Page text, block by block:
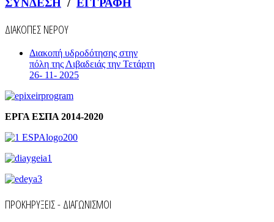
ΣΥΝΔΕΣΗ / ΕΓΓΡΑΦΗ
ΔΙΑΚΟΠΕΣ ΝΕΡΟΥ
Διακοπή υδροδότησης στην
πόλη της Λιβαδειάς την Τετάρτη
26- 11- 2025
ΕΡΓΑ ΕΣΠΑ 2014-2020
ΠΡΟΚΗΡΥΞΕΙΣ - ΔΙΑΓΩΝΙΣΜΟΙ